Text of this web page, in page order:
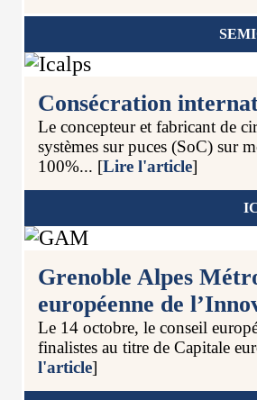
Consécration
Le concepteur et fabricant de
systèmes sur puces (SoC) sur
100%... [Lire l'article]
Grenoble Alpes
européenne de
Le 14 octobre, le conseil
finalistes au titre de Capitale
l'article]